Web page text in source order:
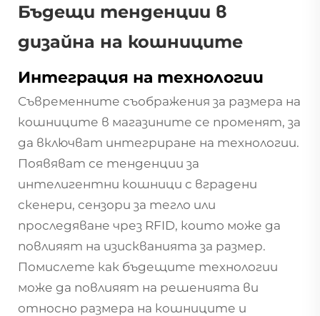
Бъдещи тенденции в
дизайна на кошниците
Интеграция на технологии
Съвременните съображения за размера на
кошниците в магазините се променят, за
да включват интегриране на технологии.
Появяват се тенденции за
интелигентни кошници с вградени
скенери, сензори за тегло или
проследяване чрез RFID, които може да
повлияят на изискванията за размер.
Помислете как бъдещите технологии
може да повлияят на решенията ви
относно размера на кошниците и